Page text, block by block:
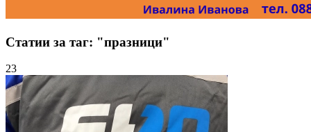
Статии за таг: "празници"
23